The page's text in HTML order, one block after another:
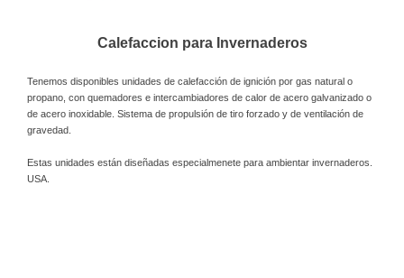
Calefaccion para Invernaderos
Tenemos disponibles unidades de calefacción de ignición por gas natural o
propano, con quemadores e intercambiadores de calor de acero galvanizado o
de acero inoxidable. Sistema de propulsión de tiro forzado y de ventilación de
gravedad.
Estas unidades están diseñadas especialmenete para ambientar invernaderos.
USA.